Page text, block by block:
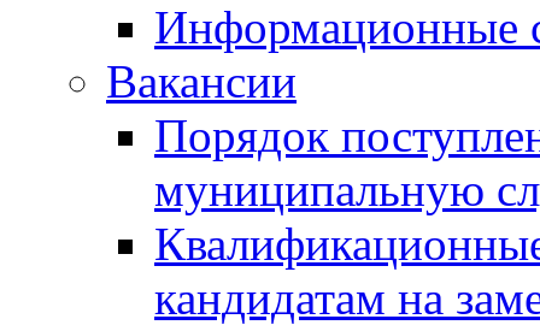
Информационные
Вакансии
Порядок
муниципальную
кандидатам на